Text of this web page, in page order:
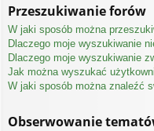
Przeszukiwanie forów
W jaki sposób można
Dlaczego moje wyszukiwanie
Dlaczego moje wyszukiwanie
Jak można wyszukać
W jaki sposób można znaleźć
Obserwowanie